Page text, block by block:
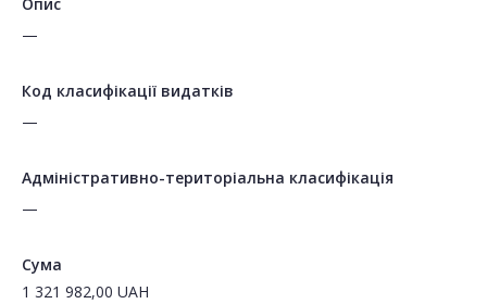
—
Код класифікації видатків
—
Адміністративно-територіальна класифікація
—
Сума
1 321 982,00 UAH